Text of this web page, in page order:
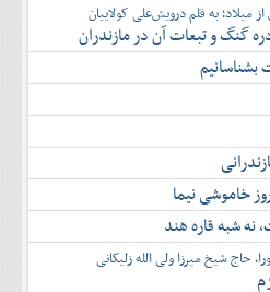
میلاد؛ به قلم درویش‌علی کولاییان
گنگ و تبعات آن در مازندران
بشناسانیم
خاموشی نیما
نه شبه قاره هند
حاج شیخ میرزا ولی الله زلیکانی